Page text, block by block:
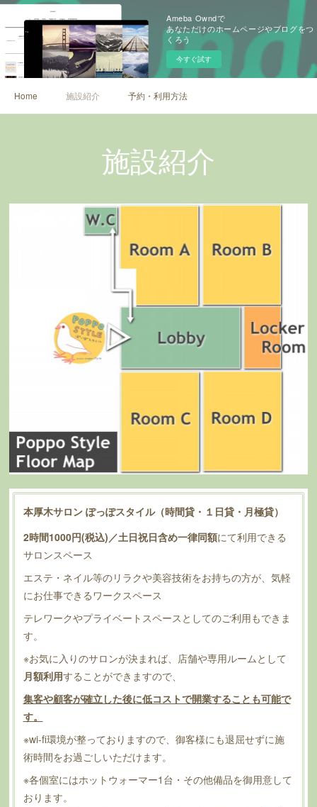
Ameba Owndで
あなただけのホームページやブログをつ
くろう
今すぐ試す
Home 施設紹介 予約・利用方法
施設紹介
本厚木サロン ぽっぽスタイル（時間貸・１日貸・月極貸）
2時間1000円(税込)／土日祝日含め一律同額にて利用できる
サロンスペース
エステ・ネイル等のリラクや美容技術をお持ちの方が、気軽
にお仕事できるワークスペース
テレワークやプライベートスペースとしてのご利用もできま
す。
※お気に入りのサロンが決まれば、店舗や専用ルームとして
月額利用することができますので、
集客や顧客が確立した後に低コストで開業することも可能で
す。
※wi-fi環境が整っておりますので、御客様にも退屈せずに施
術時間をお過ごしいただけます。
※各個室にはホットウォーマー1台・その他備品を御用意して
おります。